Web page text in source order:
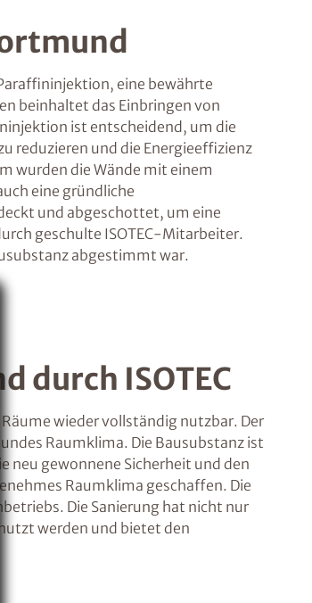
eine bewährte
beinhaltet das Einbringen von
ist entscheidend, um die
reduzieren und die Energieeffizienz
wurden die Wände mit einem
eine gründliche
und abgeschottet, um eine
geschulte ISOTEC-Mitarbeiter.
abgestimmt war.
durch ISOTEC
wieder vollständig nutzbar. Der
Raumklima. Die Bausubstanz ist
neu gewonnene Sicherheit und den
Raumklima geschaffen. Die
Die Sanierung hat nicht nur
werden und bietet den